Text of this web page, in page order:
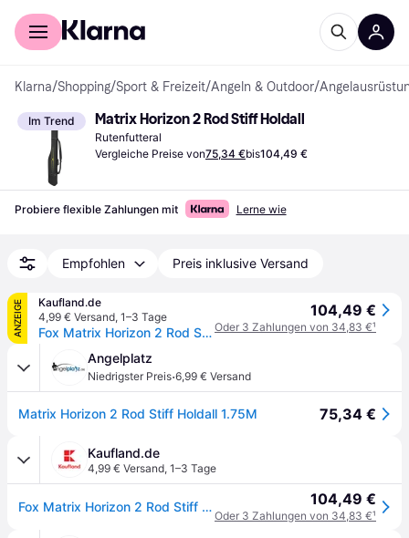
Für Shopper
Klarna/Shopping/Sport & Freizeit/Angeln & Outdoor/
Im Trend Matrix Horizon 2 Rod Stiff Holdall
Rutenfutteral
Vergleiche Preise von75,34 €bis104,49 €
Probiere flexible Zahlungen mit Lerne wie
Empfohlen Preis inklusive Versand
ANZEIGE
Kaufland.de
4,99 € Versand, 1–3 Tage
Fox Matrix Horizon 2 Rod Stiff Holdall 175x22x17cm - Rutenfutteral
104,49 €
Oder 3 Zahlungen von 34,83 €¹
Angelplatz
Niedrigster Preis·6,99 € Versand
Matrix Horizon 2 Rod Stiff Holdall 1.75M 75,34 €
Kaufland.de
4,99 € Versand, 1–3 Tage
Fox Matrix Horizon 2 Rod Stiff Holdall 175x22x17cm - Rutenfutteral 104,49 €
Oder 3 Zahlungen von 34,83 €¹